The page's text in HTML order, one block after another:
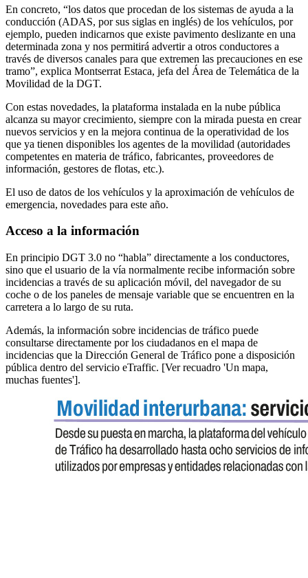
En concreto, “los datos que procedan de los sistemas de ayuda a la
conducción (ADAS, por sus siglas en inglés) de los vehículos, por
ejemplo, pueden indicarnos que existe pavimento deslizante en una
determinada zona y nos permitirá advertir a otros conductores a
través de diversos canales para que extremen las precauciones en ese
tramo”, explica Montserrat Estaca, jefa del Área de Telemática de la
Movilidad de la DGT.
Con estas novedades, la plataforma instalada en la nube pública
alcanza su mayor crecimiento, siempre con la mirada puesta en crear
nuevos servicios y en la mejora continua de la operatividad de los
que ya tienen disponibles los agentes de la movilidad (autoridades
competentes en materia de tráfico, fabricantes, proveedores de
información, gestores de flotas, etc.).
El uso de datos de los vehículos y la aproximación de vehículos de
emergencia, novedades para este año.
Acceso a la información
En principio DGT 3.0 no “habla” directamente a los conductores,
sino que el usuario de la vía normalmente recibe información sobre
incidencias a través de su aplicación móvil, del navegador de su
coche o de los paneles de mensaje variable que se encuentren en la
carretera a lo largo de su ruta.
Además, la información sobre incidencias de tráfico puede
consultarse directamente por los ciudadanos en el mapa de
incidencias que la Dirección General de Tráfico pone a disposición
pública dentro del servicio eTraffic. [Ver recuadro 'Un mapa,
muchas fuentes'].